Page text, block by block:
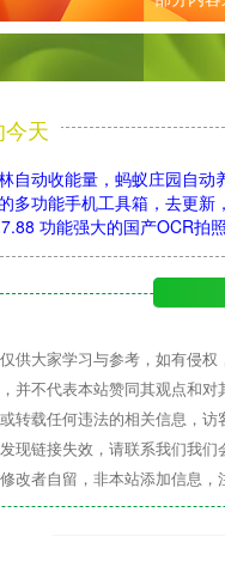
天
自动收能量，蚂蚁庄园自动
多功能手机工具箱，去更新
功能强大的国产OCR拍
供大家学习与参考，如有侵权
并不代表本站赞同其观点和对
转载任何违法的相关信息，访
现链接失效，请联系我们我们
改者自留，非本站添加信息，